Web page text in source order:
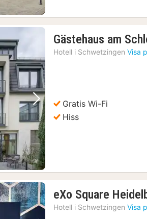
Nästa bild
Gästehaus am
Hotell i Schwetzingen Visa
Gratis Wi-Fi
Hiss
eXo Square
Hotell i Schwetzingen Visa